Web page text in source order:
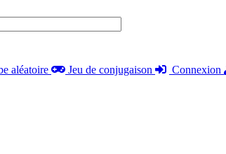
aléatoire Jeu de conjugaison Connexion